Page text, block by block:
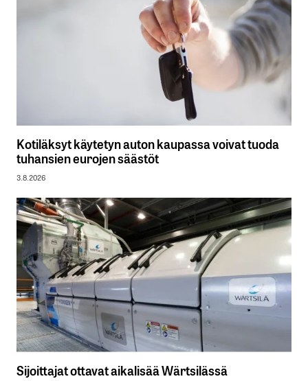
Kotiläksyt käytetyn auton kaupassa voivat tuoda
tuhansien eurojen säästöt
3.8.2026
Sijoittajat ottavat aikalisää Wärtsilässä